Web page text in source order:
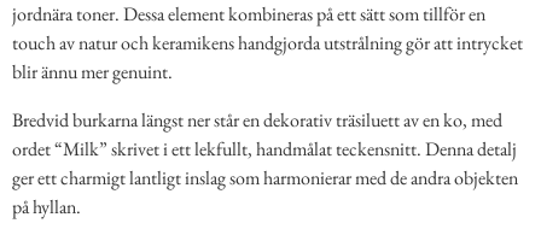
jordnära toner. Dessa element kombineras på ett sätt som tillför en
touch av natur och keramikens handgjorda utstrålning gör att intrycket
blir ännu mer genuint.
Bredvid burkarna längst ner står en dekorativ träsiluett av en ko, med
ordet “Milk” skrivet i ett lekfullt, handmålat teckensnitt. Denna detalj
ger ett charmigt lantligt inslag som harmonierar med de andra objekten
på hyllan.